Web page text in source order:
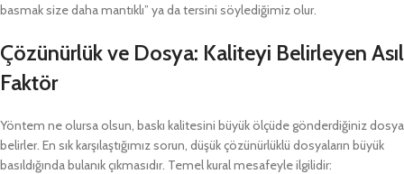
basmak size daha mantıklı” ya da tersini söylediğimiz olur.
Çözünürlük ve Dosya: Kaliteyi Belirleyen Asıl
Faktör
Yöntem ne olursa olsun, baskı kalitesini büyük ölçüde gönderdiğiniz dosya
belirler. En sık karşılaştığımız sorun, düşük çözünürlüklü dosyaların büyük
basıldığında bulanık çıkmasıdır. Temel kural mesafeyle ilgilidir: